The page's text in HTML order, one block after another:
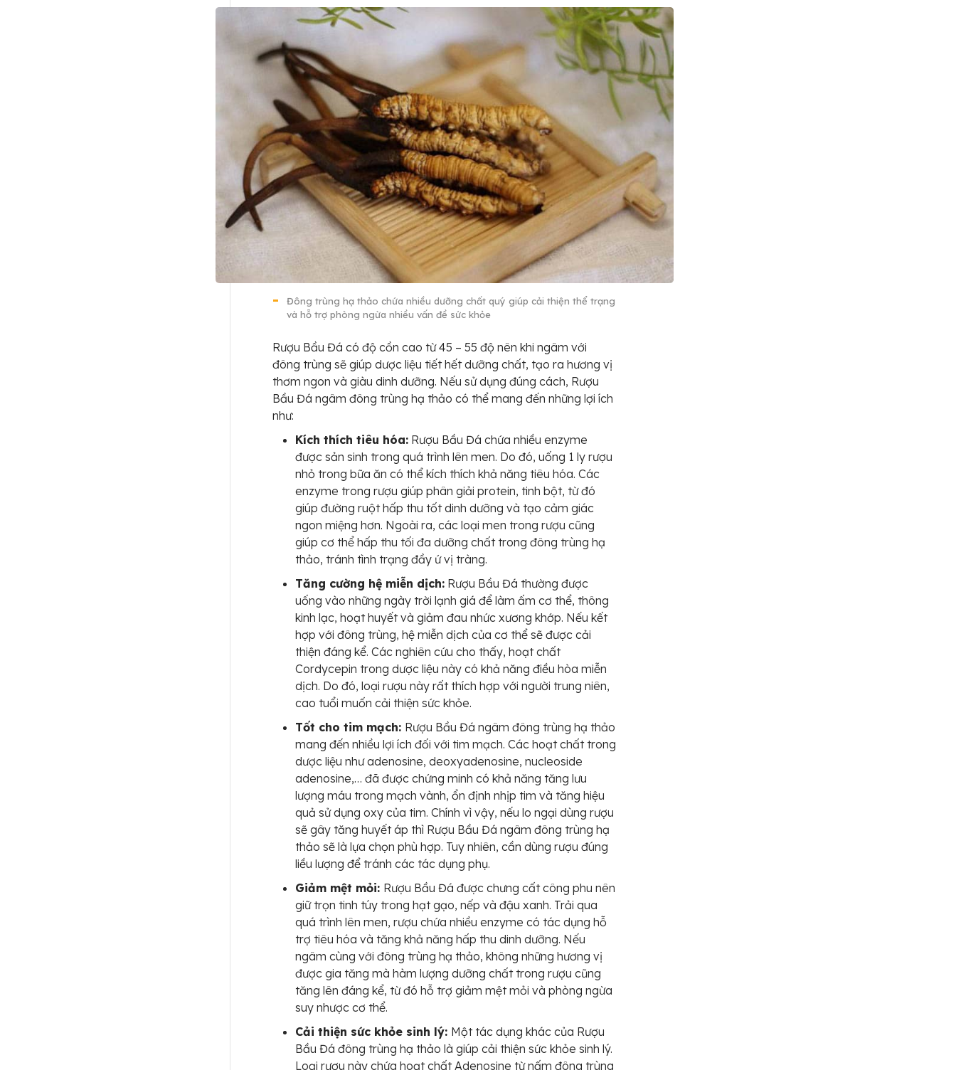
Đông trùng hạ thảo chứa nhiều dưỡng chất quý giúp cải thiện thể trạng
và hỗ trợ phòng ngừa nhiều vấn đề sức khỏe
Rượu Bầu Đá có độ cồn cao từ 45 – 55 độ nên khi ngâm với
đông trùng sẽ giúp dược liệu tiết hết dưỡng chất, tạo ra hương vị
thơm ngon và giàu dinh dưỡng. Nếu sử dụng đúng cách, Rượu
Bầu Đá ngâm đông trùng hạ thảo có thể mang đến những lợi ích
như:
Kích thích tiêu hóa: Rượu Bầu Đá chứa nhiều enzyme
được sản sinh trong quá trình lên men. Do đó, uống 1 ly rượu
nhỏ trong bữa ăn có thể kích thích khả năng tiêu hóa. Các
enzyme trong rượu giúp phân giải protein, tinh bột, từ đó
giúp đường ruột hấp thu tốt dinh dưỡng và tạo cảm giác
ngon miệng hơn. Ngoài ra, các loại men trong rượu cũng
giúp cơ thể hấp thu tối đa dưỡng chất trong đông trùng hạ
thảo, tránh tình trạng đầy ứ vị tràng.
Tăng cường hệ miễn dịch: Rượu Bầu Đá thường được
uống vào những ngày trời lạnh giá để làm ấm cơ thể, thông
kinh lạc, hoạt huyết và giảm đau nhức xương khớp. Nếu kết
hợp với đông trùng, hệ miễn dịch của cơ thể sẽ được cải
thiện đáng kể. Các nghiên cứu cho thấy, hoạt chất
Cordycepin trong dược liệu này có khả năng điều hòa miễn
dịch. Do đó, loại rượu này rất thích hợp với người trung niên,
cao tuổi muốn cải thiện sức khỏe.
Tốt cho tim mạch: Rượu Bầu Đá ngâm đông trùng hạ thảo
mang đến nhiều lợi ích đối với tim mạch. Các hoạt chất trong
dược liệu như adenosine, deoxyadenosine, nucleoside
adenosine,… đã được chứng minh có khả năng tăng lưu
lượng máu trong mạch vành, ổn định nhịp tim và tăng hiệu
quả sử dụng oxy của tim. Chính vì vậy, nếu lo ngại dùng rượu
sẽ gây tăng huyết áp thì Rượu Bầu Đá ngâm đông trùng hạ
thảo sẽ là lựa chọn phù hợp. Tuy nhiên, cần dùng rượu đúng
liều lượng để tránh các tác dụng phụ.
Giảm mệt mỏi: Rượu Bầu Đá được chưng cất công phu nên
giữ trọn tinh túy trong hạt gạo, nếp và đậu xanh. Trải qua
quá trình lên men, rượu chứa nhiều enzyme có tác dụng hỗ
trợ tiêu hóa và tăng khả năng hấp thu dinh dưỡng. Nếu
ngâm cùng với đông trùng hạ thảo, không những hương vị
được gia tăng mà hàm lượng dưỡng chất trong rượu cũng
tăng lên đáng kể, từ đó hỗ trợ giảm mệt mỏi và phòng ngừa
suy nhược cơ thể.
Cải thiện sức khỏe sinh lý: Một tác dụng khác của Rượu
Bầu Đá đông trùng hạ thảo là giúp cải thiện sức khỏe sinh lý.
Loại rượu này chứa hoạt chất Adenosine từ nấm đông trùng